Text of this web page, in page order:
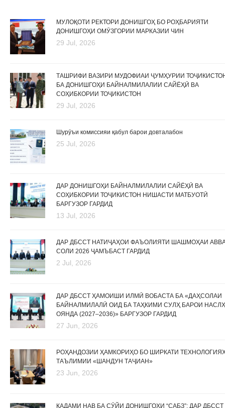
МУЛОҚОТИ РЕКТОРИ ДОНИШГОҲ БО РОҲБАРИЯТИ
ДОНИШГОҲИ ОМӮЗГОРИИ МАРКАЗИИ ЧИН
29 Jul, 2026
ТАШРИФИ ВАЗИРИ МУДОФИАИ ҶУМҲУРИИ
БА ДОНИШГОҲИ БАЙНАЛМИЛАЛИИ САЙЁҲӢ ВА
СОҲИБКОРИИ ТОҶИКИСТОН
29 Jul, 2026
Шурӯъи комиссияи қабул барои довталабон
25 Jul, 2026
ДАР ДОНИШГОҲИ БАЙНАЛМИЛАЛИИ САЙЁҲӢ ВА
СОҲИБКОРИИ ТОҶИКИСТОН НИШАСТИ МАТБУОТӢ
БАРГУЗОР ГАРДИД
13 Jul, 2026
ДАР ДБССТ НАТИҶАҲОИ ФАЪОЛИЯТИ ШАШМОҲАИ
СОЛИ 2026 ҶАМЪБАСТ ГАРДИД
2 Jul, 2026
ДАР ДБССТ ҲАМОИШИ ИЛМӢ ВОБАСТА БА «ДАҲСОЛАИ
БАЙНАЛМИЛАЛӢ ОИД БА ТАҲКИМИ СУЛҲ БАРОИ
ОЯНДА (2027–2036)» БАРГУЗОР ГАРДИД
27 Jun, 2026
РОҲАНДОЗИИ ҲАМКОРИҲО БО ШИРКАТИ
ТАЪЛИМИИ «ШАНДУН ТАҶИАН»
23 Jun, 2026
ҚАДАМИ НАВ БА СӮЙИ ДОНИШГОҲИ “САБЗ”: ДАР ДБССТ